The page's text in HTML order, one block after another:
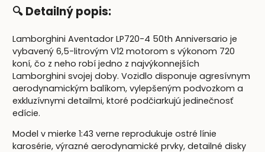
🔍 Detailný popis:
Lamborghini Aventador LP720-4 50th Anniversario je
vybavený 6,5-litrovým V12 motorom s výkonom 720
koní, čo z neho robí jedno z najvýkonnejších
Lamborghini svojej doby. Vozidlo disponuje agresívnym
aerodynamickým balíkom, vylepšeným podvozkom a
exkluzívnymi detailmi, ktoré podčiarkujú jedinečnosť
edície.
Model v mierke 1:43 verne reprodukuje ostré línie
karosérie, výrazné aerodynamické prvky, detailné disky